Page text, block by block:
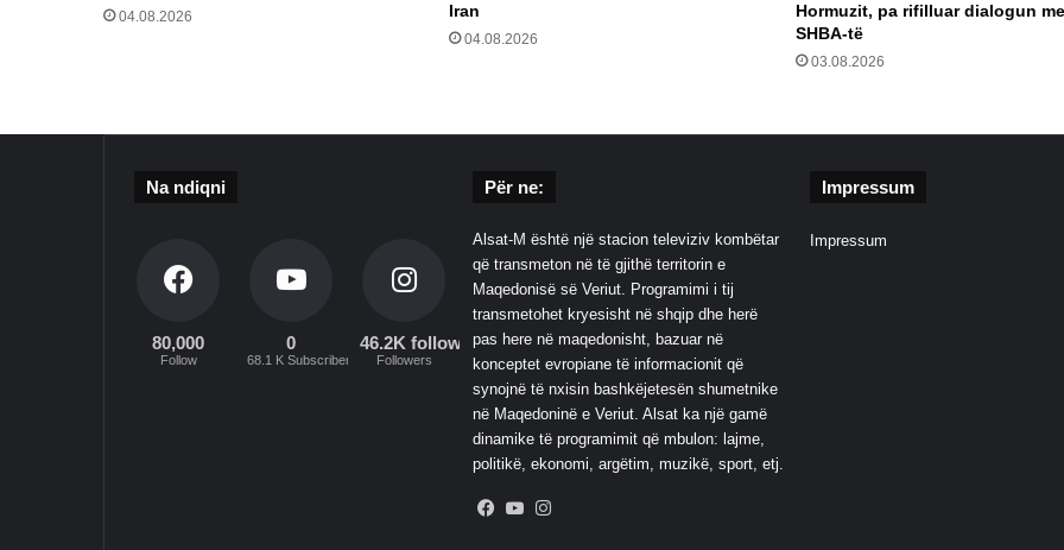
04.08.2026
Iran
04.08.2026
Hormuzit, pa rifilluar dialogun me
SHBA-të
03.08.2026
Na ndiqni
80,000
Follow
0
68.1 K Subscribers
46.2K followers
Followers
Për ne:
Alsat-M është një stacion televiziv kombëtar
që transmeton në të gjithë territorin e
Maqedonisë së Veriut. Programimi i tij
transmetohet kryesisht në shqip dhe herë
pas here në maqedonisht, bazuar në
konceptet evropiane të informacionit që
synojnë të nxisin bashkëjetesën shumetnike
në Maqedoninë e Veriut. Alsat ka një gamë
dinamike të programimit që mbulon: lajme,
politikë, ekonomi, argëtim, muzikë, sport, etj.
Facebook
YouTube
Impressum
Impressum